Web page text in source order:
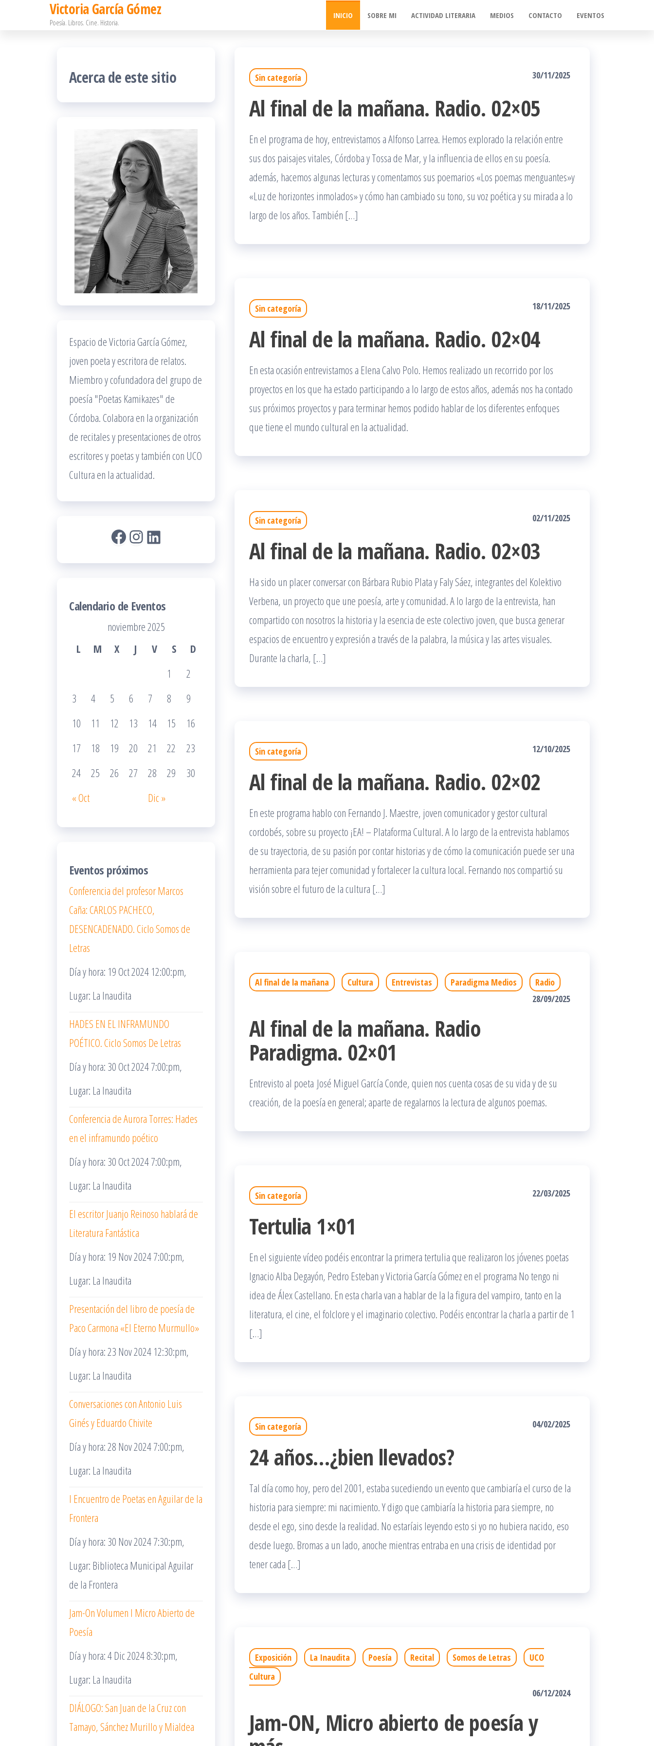
Victoria García Gómez
Poesía. Libros. Cine. Historia.
INICIO SOBRE MI ACTIVIDAD LITERARIA MEDIOS CONTACTO EVENTOS
Sin categoría 30/11/2025
Al final de la mañana. Radio. 02×05
En el programa de hoy, entrevistamos a Alfonso Larrea. Hemos explorado la relación entre
sus dos paisajes vitales, Córdoba y Tossa de Mar, y la influencia de ellos en su poesía.
además, hacemos algunas lecturas y comentamos sus poemarios «Los poemas menguantes»y
«Luz de horizontes inmolados» y cómo han cambiado su tono, su voz poética y su mirada a lo
largo de los años. También […]
Sin categoría 18/11/2025
Al final de la mañana. Radio. 02×04
En esta ocasión entrevistamos a Elena Calvo Polo. Hemos realizado un recorrido por los
proyectos en los que ha estado participando a lo largo de estos años, además nos ha contado
sus próximos proyectos y para terminar hemos podido hablar de los diferentes enfoques
que tiene el mundo cultural en la actualidad.
Sin categoría 02/11/2025
Al final de la mañana. Radio. 02×03
Ha sido un placer conversar con Bárbara Rubio Plata y Faly Sáez, integrantes del Kolektivo
Verbena, un proyecto que une poesía, arte y comunidad. A lo largo de la entrevista, han
compartido con nosotros la historia y la esencia de este colectivo joven, que busca generar
espacios de encuentro y expresión a través de la palabra, la música y las artes visuales.
Durante la charla, […]
Sin categoría 12/10/2025
Al final de la mañana. Radio. 02×02
En este programa hablo con Fernando J. Maestre, joven comunicador y gestor cultural
cordobés, sobre su proyecto ¡EA! – Plataforma Cultural. A lo largo de la entrevista hablamos
de su trayectoria, de su pasión por contar historias y de cómo la comunicación puede ser una
herramienta para tejer comunidad y fortalecer la cultura local. Fernando nos compartió su
visión sobre el futuro de la cultura […]
Al final de la mañana Cultura Entrevistas Paradigma Medios
Radio
28/09/2025
Al final de la mañana. Radio
Paradigma. 02×01
Entrevisto al poeta José Miguel García Conde, quien nos cuenta cosas de su vida y de su
creación, de la poesía en general; aparte de regalarnos la lectura de algunos poemas.
Sin categoría 22/03/2025
Tertulia 1×01
En el siguiente vídeo podéis encontrar la primera tertulia que realizaron los jóvenes poetas
Ignacio Alba Degayón, Pedro Esteban y Victoria García Gómez en el programa No tengo ni
idea de Álex Castellano. En esta charla van a hablar de la la figura del vampiro, tanto en la
literatura, el cine, el folclore y el imaginario colectivo. Podéis encontrar la charla a partir de 1
[…]
Sin categoría 04/02/2025
24 años…¿bien llevados?
Tal día como hoy, pero del 2001, estaba sucediendo un evento que cambiaría el curso de la
historia para siempre: mi nacimiento. Y digo que cambiaría la historia para siempre, no
desde el ego, sino desde la realidad. No estaríais leyendo esto si yo no hubiera nacido, eso
desde luego. Bromas a un lado, anoche mientras entraba en una crisis de identidad por
tener cada […]
Exposición La Inaudita Poesía Recital Somos de Letras
UCO
Cultura
06/12/2024
Jam-ON, Micro abierto de poesía y
Acerca de este sitio
Espacio de Victoria García Gómez,
joven poeta y escritora de relatos.
Miembro y cofundadora del grupo de
poesía "Poetas Kamikazes" de
Córdoba. Colabora en la organización
de recitales y presentaciones de otros
escritores y poetas y también con UCO
Cultura en la actualidad.
Facebook
Instagram
LinkedIn
Calendario de Eventos
noviembre 2025
L
M X J V S
D
1
2
3
4 5 6 7 8
9
10
11 12 13 14 15
16
17
18 19 20 21 22
23
24
25 26 27 28 29
30
« Oct
Dic »
Eventos próximos
Conferencia del profesor Marcos
Caña: CARLOS PACHECO,
DESENCADENADO. Ciclo Somos de
Letras
Día y hora: 19 Oct 2024 12:00:pm,
Lugar: La Inaudita
HADES EN EL INFRAMUNDO
POÉTICO. Ciclo Somos De Letras
Día y hora: 30 Oct 2024 7:00:pm,
Lugar: La Inaudita
Conferencia de Aurora Torres: Hades
en el inframundo poético
Día y hora: 30 Oct 2024 7:00:pm,
Lugar: La Inaudita
El escritor Juanjo Reinoso hablará de
Literatura Fantástica
Día y hora: 19 Nov 2024 7:00:pm,
Lugar: La Inaudita
Presentación del libro de poesía de
Paco Carmona «El Eterno Murmullo»
Día y hora: 23 Nov 2024 12:30:pm,
Lugar: La Inaudita
Conversaciones con Antonio Luis
Ginés y Eduardo Chivite
Día y hora: 28 Nov 2024 7:00:pm,
Lugar: La Inaudita
I Encuentro de Poetas en Aguilar de la
Frontera
Día y hora: 30 Nov 2024 7:30:pm,
Lugar: Biblioteca Municipal Aguilar
de la Frontera
Jam-On Volumen I Micro Abierto de
Poesía
Día y hora: 4 Dic 2024 8:30:pm,
Lugar: La Inaudita
DIÁLOGO: San Juan de la Cruz con
Tamayo, Sánchez Murillo y Mialdea